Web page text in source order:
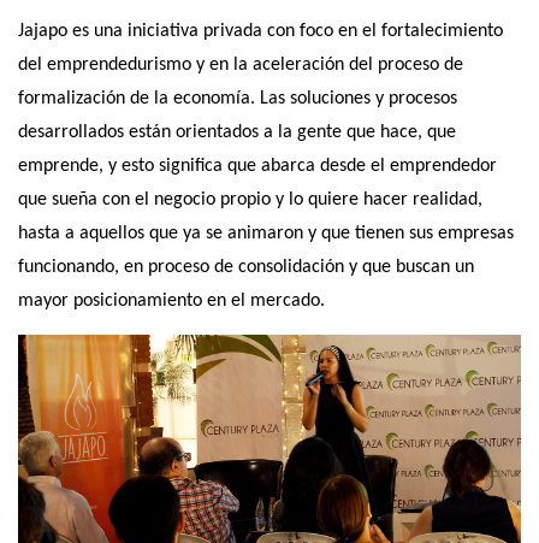
Jajapo es una iniciativa privada con foco en el fortalecimiento
del emprendedurismo y en la aceleración del proceso de
formalización de la economía. Las soluciones y procesos
desarrollados están orientados a la gente que hace, que
emprende, y esto significa que abarca desde el emprendedor
que sueña con el negocio propio y lo quiere hacer realidad,
hasta a aquellos que ya se animaron y que tienen sus empresas
funcionando, en proceso de consolidación y que buscan un
mayor posicionamiento en el mercado.